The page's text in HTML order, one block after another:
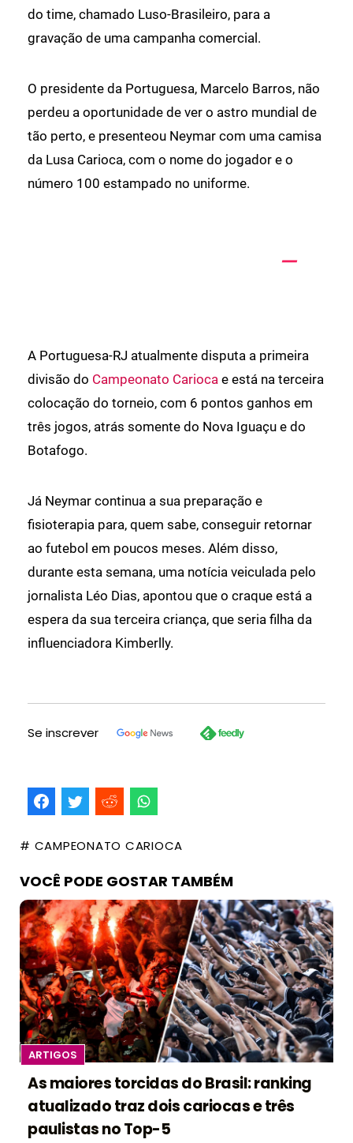
do time, chamado Luso-Brasileiro, para a
gravação de uma campanha comercial.
O presidente da Portuguesa, Marcelo Barros, não
perdeu a oportunidade de ver o astro mundial de
tão perto, e presenteou Neymar com uma camisa
da Lusa Carioca, com o nome do jogador e o
número 100 estampado no uniforme.
A Portuguesa-RJ atualmente disputa a primeira
divisão do Campeonato Carioca e está na terceira
colocação do torneio, com 6 pontos ganhos em
três jogos, atrás somente do Nova Iguaçu e do
Botafogo.
Já Neymar continua a sua preparação e
fisioterapia para, quem sabe, conseguir retornar
ao futebol em poucos meses. Além disso,
durante esta semana, uma notícia veiculada pelo
jornalista Léo Dias, apontou que o craque está a
espera da sua terceira criança, que seria filha da
influenciadora Kimberlly.
Se inscrever
# CAMPEONATO CARIOCA
VOCÊ PODE GOSTAR TAMBÉM
ARTIGOS
As maiores torcidas do Brasil: ranking
atualizado traz dois cariocas e três
paulistas no Top-5